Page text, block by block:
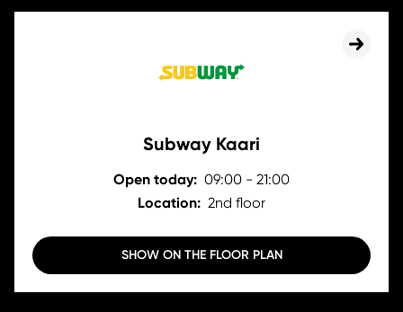
Subway Kaari
Open today: 09:00 - 21:00
Location: 2nd floor
SHOW ON THE FLOOR PLAN